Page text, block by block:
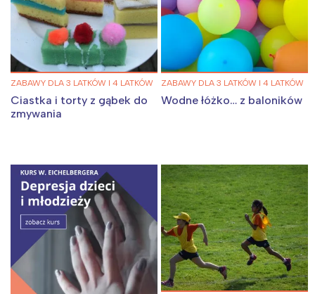
ZABAWY DLA 3 LATKÓW I 4 LATKÓW
Ciastka i torty z gąbek do
zmywania
ZABAWY DLA 3 LATKÓW I 4 LATKÓW
Wodne łóżko… z baloników